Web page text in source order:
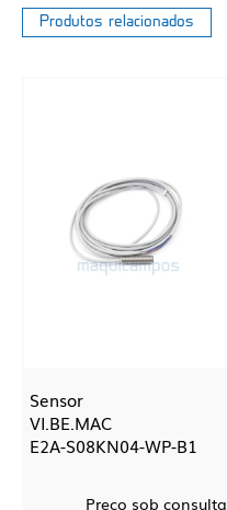
Produtos relacionados
Sensor
VI.BE.MAC
E2A-S08KN04-WP-B1
Preço sob consulta